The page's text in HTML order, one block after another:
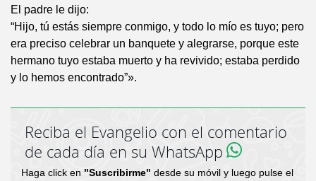
El padre le dijo:
“Hijo, tú estás siempre conmigo, y todo lo mío es tuyo; pero
era preciso celebrar un banquete y alegrarse, porque este
hermano tuyo estaba muerto y ha revivido; estaba perdido
y lo hemos encontrado”».
Reciba el Evangelio con el comentario
de cada día en su WhatsApp
Haga click en "Suscribirme" desde su móvil y luego pulse el